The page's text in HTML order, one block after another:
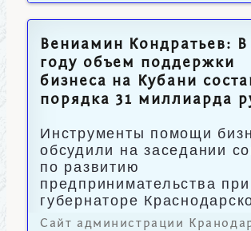
Вениамин Кондратьев: В
году объем поддержки
бизнеса на Кубани
порядка 31 миллиарда
Инструменты помощи
обсудили на заседании
по развитию
предпринимательства при
губернаторе
края.
Сайт администрации